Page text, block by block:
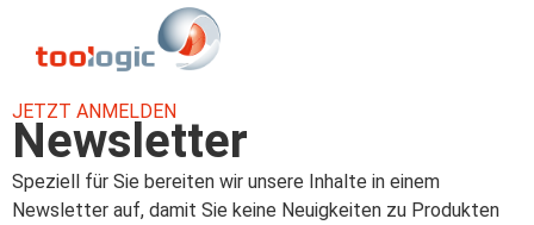
JETZT ANMELDEN
Newsletter
Speziell für Sie bereiten wir unsere Inhalte in einem
Newsletter auf, damit Sie keine Neuigkeiten zu Produkten